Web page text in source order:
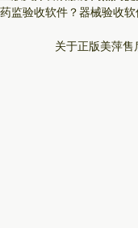
药监验收软件？器械验收
关于正版美萍